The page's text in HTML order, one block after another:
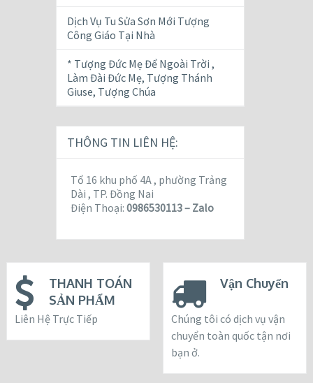
Dịch Vụ Tu Sửa Sơn Mới Tượng
Công Giáo Tại Nhà
* Tượng Đức Mẹ Để Ngoài Trời ,
Làm Đài Đức Mẹ, Tượng Thánh
Giuse, Tượng Chúa
THÔNG TIN LIÊN HỆ:
Tổ 16 khu phố 4A , phường Trảng
Dài , TP. Đồng Nai
Điện Thoại:0986530113 – Zalo
THANH TOÁN
SẢN PHẨM
Liên Hệ Trực Tiếp
Vận Chuyển
Chúng tôi có dịch vụ vận
chuyển toàn quốc tận nơi
bạn ở.